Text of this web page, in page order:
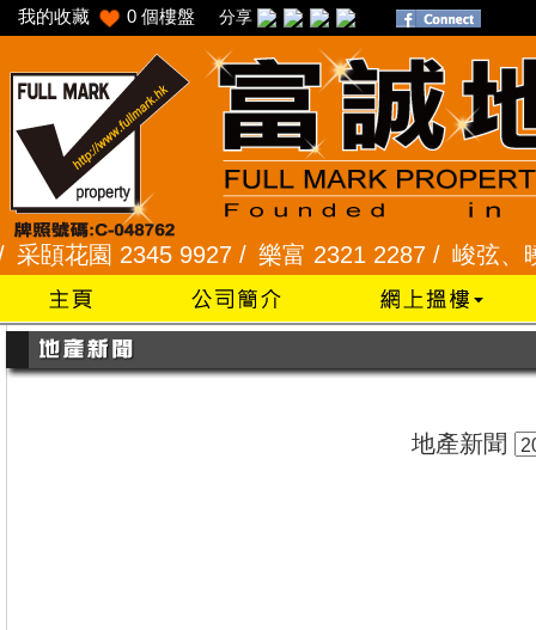
我的收藏 0 個樓盤 分享
花園 2345 9927 /樂富 2321 2287 /峻弦、曉暉
地產新聞